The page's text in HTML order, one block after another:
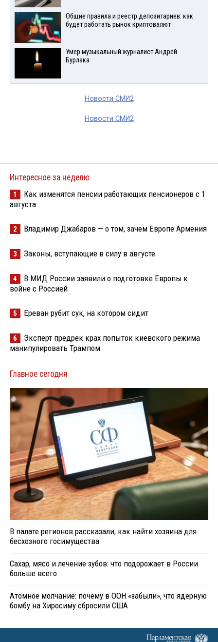
Общие правила и реестр депозитариев: как
будет работать рынок криптовалют
Умер музыкальный журналист Андрей
Бурлака
Новости СМИ2
Новости СМИ2
Интересное за неделю
1
Как изменятся пенсии работающих пенсионеров с 1
августа
2 Владимир Джабаров — о том, зачем Европе Армения
3 Законы, вступающие в силу в августе
4
В МИД России заявили о подготовке Европы к
войне с Россией
5 Ереван рубит сук, на котором сидит
6
Эксперт предрек крах попыток киевского режима
манипулировать Трампом
Главное сегодня
В палате регионов рассказали, как найти хозяина для
бесхозного госимущества
Сахар, мясо и лечение зубов: что подорожает в России
больше всего
Атомное молчание: почему в ООН «забыли», что ядерную
бомбу на Хиросиму сбросили США